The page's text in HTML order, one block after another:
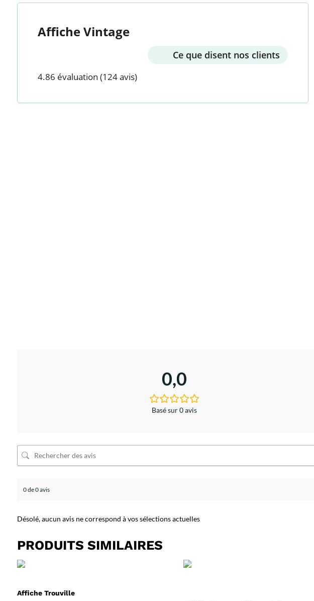
Affiche Vintage
Ce que disent nos clients
4.86 évaluation (124 avis)
0,0
Basé sur 0 avis
0 de 0 avis
Désolé, aucun avis ne correspond à vos sélections actuelles
PRODUITS SIMILAIRES
Affiche Trouville